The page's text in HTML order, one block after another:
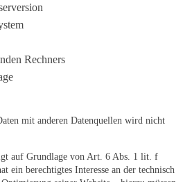
Rechners
mit anderen Datenquellen wird nicht
auf Grundlage von Art. 6 Abs. 1 lit. f
ein berechtigtes Interesse an der technisch